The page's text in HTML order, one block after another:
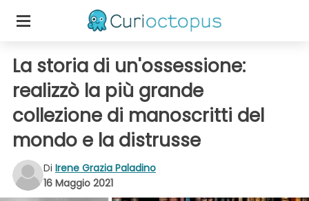
La storia di un'ossessione:
realizzò la più grande
collezione di manoscritti del
mondo e la distrusse
Di Irene Grazia Paladino
16 Maggio 2021